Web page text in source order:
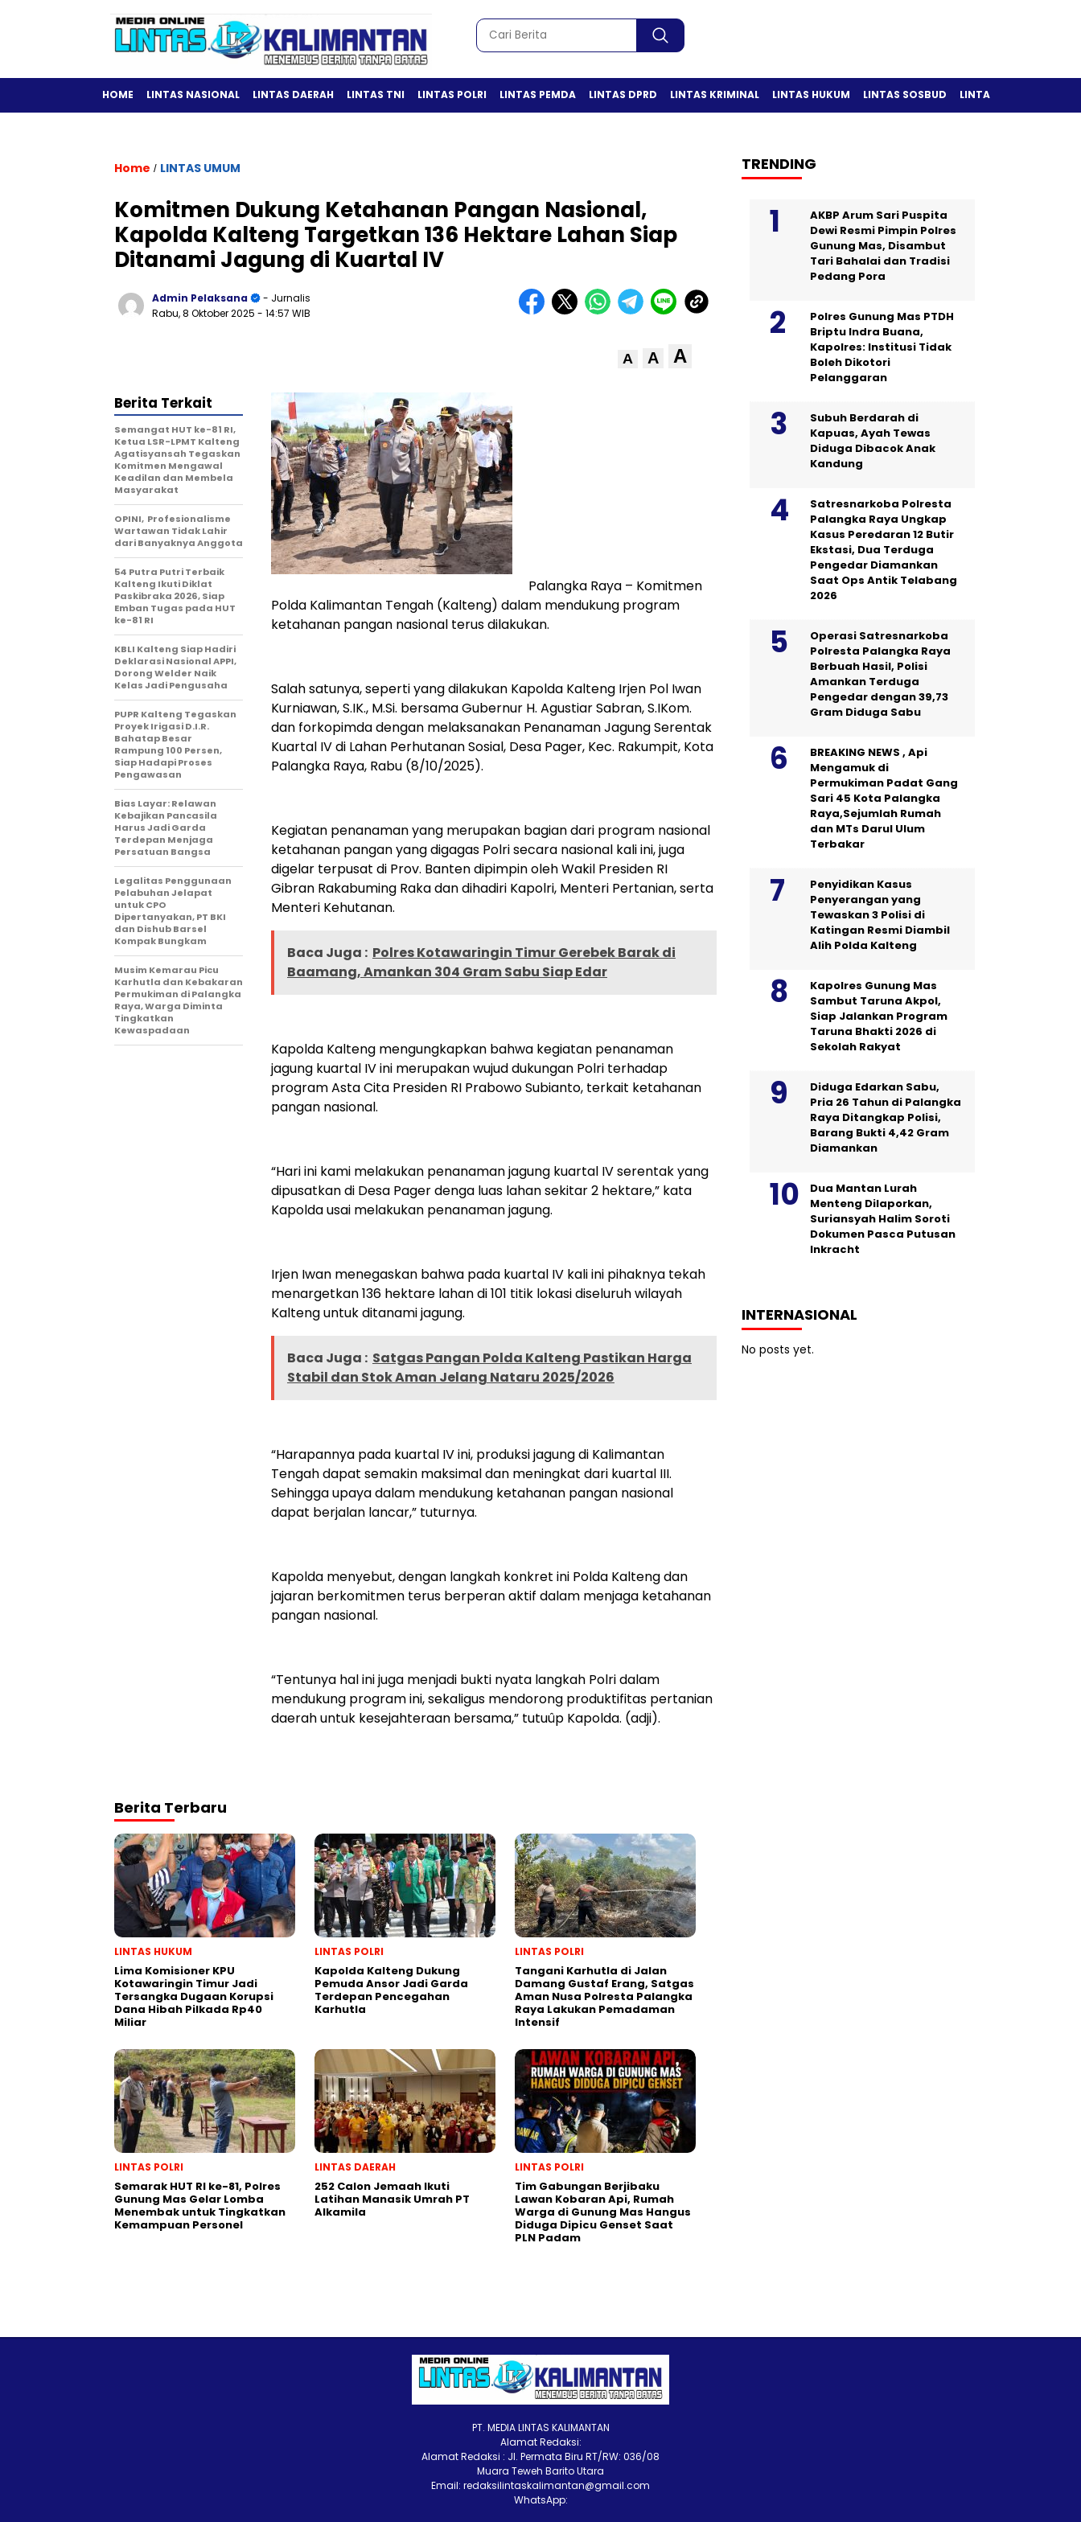
HOME LINTAS NASIONAL LINTAS DAERAH LINTAS TNI LINTAS POLRI LINTAS PEMDA LINTAS DPRD LINTAS KRIMINAL LINTAS HUKUM LINTAS SOSBUD LINTAS OLAH RAGA
Home / LINTAS UMUM
Komitmen Dukung Ketahanan Pangan Nasional,
Kapolda Kalteng Targetkan 136 Hektare Lahan Siap
Ditanami Jagung di Kuartal IV
Admin Pelaksana
- Jurnalis
Rabu, 8 Oktober 2025 - 14:57 WIB
A A A
Palangka Raya – Komitmen
Polda Kalimantan Tengah (Kalteng) dalam mendukung program
ketahanan pangan nasional terus dilakukan.
Salah satunya, seperti yang dilakukan Kapolda Kalteng Irjen Pol Iwan
Kurniawan, S.IK., M.Si. bersama Gubernur H. Agustiar Sabran, S.IKom.
dan forkopimda dengan melaksanakan Penanaman Jagung Serentak
Kuartal IV di Lahan Perhutanan Sosial, Desa Pager, Kec. Rakumpit, Kota
Palangka Raya, Rabu (8/10/2025).
Kegiatan penanaman yang merupakan bagian dari program nasional
ketahanan pangan yang digagas Polri secara nasional kali ini, juga
digelar terpusat di Prov. Banten dipimpin oleh Wakil Presiden RI
Gibran Rakabuming Raka dan dihadiri Kapolri, Menteri Pertanian, serta
Menteri Kehutanan.
Baca Juga : Polres Kotawaringin Timur Gerebek Barak di
Baamang, Amankan 304 Gram Sabu Siap Edar
Kapolda Kalteng mengungkapkan bahwa kegiatan penanaman
jagung kuartal IV ini merupakan wujud dukungan Polri terhadap
program Asta Cita Presiden RI Prabowo Subianto, terkait ketahanan
pangan nasional.
“Hari ini kami melakukan penanaman jagung kuartal IV serentak yang
dipusatkan di Desa Pager denga luas lahan sekitar 2 hektare,” kata
Kapolda usai melakukan penanaman jagung.
Irjen Iwan menegaskan bahwa pada kuartal IV kali ini pihaknya tekah
menargetkan 136 hektare lahan di 101 titik lokasi diseluruh wilayah
Kalteng untuk ditanami jagung.
Baca Juga : Satgas Pangan Polda Kalteng Pastikan Harga
Stabil dan Stok Aman Jelang Nataru 2025/2026
“Harapannya pada kuartal IV ini, produksi jagung di Kalimantan
Tengah dapat semakin maksimal dan meningkat dari kuartal III.
Sehingga upaya dalam mendukung ketahanan pangan nasional
dapat berjalan lancar,” tuturnya.
Kapolda menyebut, dengan langkah konkret ini Polda Kalteng dan
jajaran berkomitmen terus berperan aktif dalam menjaga ketahanan
pangan nasional.
“Tentunya hal ini juga menjadi bukti nyata langkah Polri dalam
mendukung program ini, sekaligus mendorong produktifitas pertanian
daerah untuk kesejahteraan bersama,” tutuûp Kapolda. (adji).
Berita Terkait
Semangat HUT ke-81 RI,
Ketua LSR-LPMT Kalteng
Agatisyansah Tegaskan
Komitmen Mengawal
Keadilan dan Membela
Masyarakat
OPINI, Profesionalisme
Wartawan Tidak Lahir
dari Banyaknya Anggota
54 Putra Putri Terbaik
Kalteng Ikuti Diklat
Paskibraka 2026, Siap
Emban Tugas pada HUT
ke-81 RI
KBLI Kalteng Siap Hadiri
Deklarasi Nasional APPI,
Dorong Welder Naik
Kelas Jadi Pengusaha
PUPR Kalteng Tegaskan
Proyek Irigasi D.I.R.
Bahatap Besar
Rampung 100 Persen,
Siap Hadapi Proses
Pengawasan
Bias Layar: Relawan
Kebajikan Pancasila
Harus Jadi Garda
Terdepan Menjaga
Persatuan Bangsa
Legalitas Penggunaan
Pelabuhan Jelapat
untuk CPO
Dipertanyakan, PT BKI
dan Dishub Barsel
Kompak Bungkam
Musim Kemarau Picu
Karhutla dan Kebakaran
Permukiman di Palangka
Raya, Warga Diminta
Tingkatkan
Kewaspadaan
Berita Terbaru
LINTAS HUKUM
Lima Komisioner KPU
Kotawaringin Timur Jadi
Tersangka Dugaan Korupsi
Dana Hibah Pilkada Rp40
Miliar
LINTAS POLRI
Kapolda Kalteng Dukung
Pemuda Ansor Jadi Garda
Terdepan Pencegahan
Karhutla
LINTAS POLRI
Tangani Karhutla di Jalan
Damang Gustaf Erang, Satgas
Aman Nusa Polresta Palangka
Raya Lakukan Pemadaman
Intensif
LINTAS POLRI
Semarak HUT RI ke-81, Polres
Gunung Mas Gelar Lomba
Menembak untuk Tingkatkan
Kemampuan Personel
LINTAS DAERAH
252 Calon Jemaah Ikuti
Latihan Manasik Umrah PT
Alkamila
LINTAS POLRI
Tim Gabungan Berjibaku
Lawan Kobaran Api, Rumah
Warga di Gunung Mas Hangus
Diduga Dipicu Genset Saat
PLN Padam
TRENDING
AKBP Arum Sari Puspita
Dewi Resmi Pimpin Polres
Gunung Mas, Disambut
Tari Bahalai dan Tradisi
Pedang Pora
Polres Gunung Mas PTDH
Briptu Indra Buana,
Kapolres: Institusi Tidak
Boleh Dikotori
Pelanggaran
Subuh Berdarah di
Kapuas, Ayah Tewas
Diduga Dibacok Anak
Kandung
Satresnarkoba Polresta
Palangka Raya Ungkap
Kasus Peredaran 12 Butir
Ekstasi, Dua Terduga
Pengedar Diamankan
Saat Ops Antik Telabang
2026
Operasi Satresnarkoba
Polresta Palangka Raya
Berbuah Hasil, Polisi
Amankan Terduga
Pengedar dengan 39,73
Gram Diduga Sabu
BREAKING NEWS , Api
Mengamuk di
Permukiman Padat Gang
Sari 45 Kota Palangka
Raya,Sejumlah Rumah
dan MTs Darul Ulum
Terbakar
Penyidikan Kasus
Penyerangan yang
Tewaskan 3 Polisi di
Katingan Resmi Diambil
Alih Polda Kalteng
Kapolres Gunung Mas
Sambut Taruna Akpol,
Siap Jalankan Program
Taruna Bhakti 2026 di
Sekolah Rakyat
Diduga Edarkan Sabu,
Pria 26 Tahun di Palangka
Raya Ditangkap Polisi,
Barang Bukti 4,42 Gram
Diamankan
Dua Mantan Lurah
Menteng Dilaporkan,
Suriansyah Halim Soroti
Dokumen Pasca Putusan
Inkracht
INTERNASIONAL
No posts yet.
PT. MEDIA LINTAS KALIMANTAN
Alamat Redaksi:
Alamat Redaksi : Jl. Permata Biru RT/RW: 036/08
Muara Teweh Barito Utara
Email: redaksilintaskalimantan@gmail.com
WhatsApp: